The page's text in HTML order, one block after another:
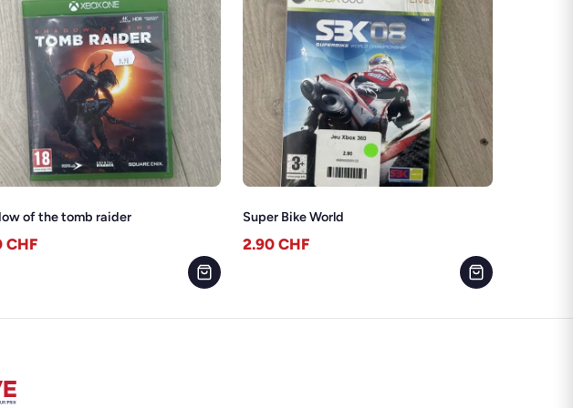
of the tomb raider
CHF
Super Bike World
2.90 CHF